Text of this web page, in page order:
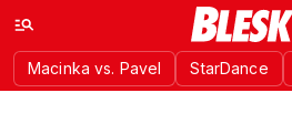
Macinka vs. Pavel StarDance